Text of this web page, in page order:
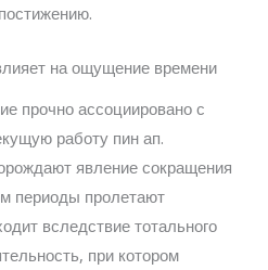
на ощущение времени
прочно ассоциировано с
работу пин ап.
явление сокращения
периоды пролетают
вследствие тотального
при котором